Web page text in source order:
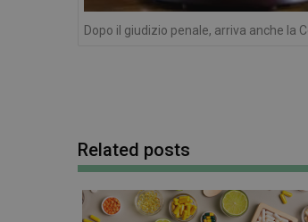
Dopo il giudizio penale, arriva anche la
Related posts